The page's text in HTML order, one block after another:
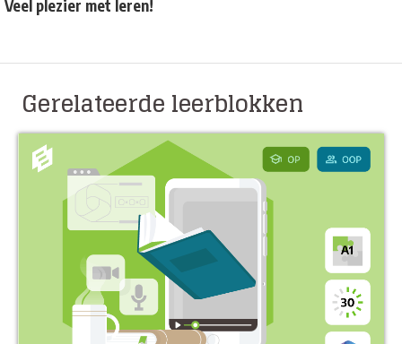
Veel plezier met leren!
Gerelateerde leerblokken